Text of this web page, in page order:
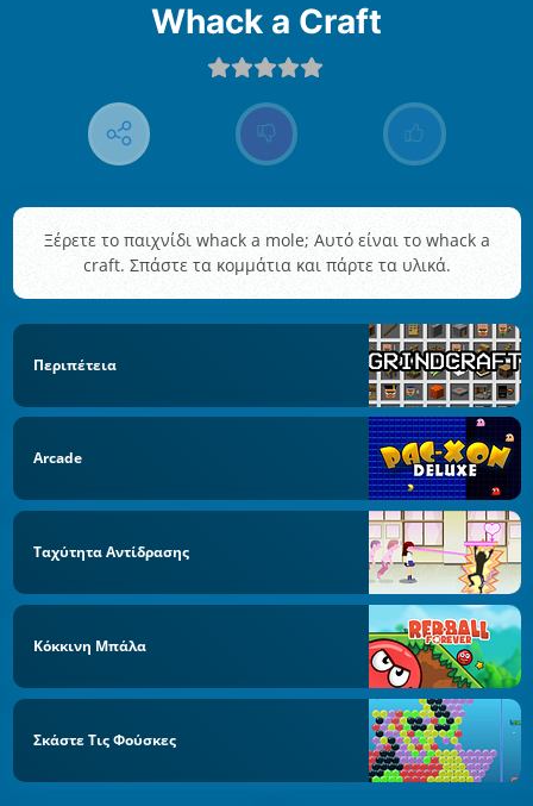
Whack a Craft
Ξέρετε το παιχνίδι whack a mole; Αυτό είναι το whack a
craft. Σπάστε τα κομμάτια και πάρτε τα υλικά.
Περιπέτεια
Arcade
Ταχύτητα Αντίδρασης
Κόκκινη Μπάλα
Σκάστε Τις Φούσκες